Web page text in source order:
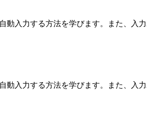
入力する方法を学びます。また、入
入力する方法を学びます。また、入